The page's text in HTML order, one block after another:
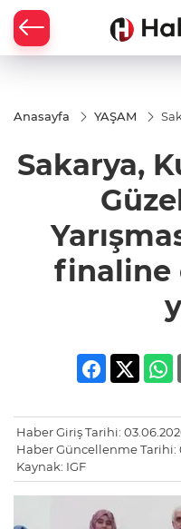
Anasayfa YAŞAM
Sakarya,
finaline
Haber Giriş Tarihi:
Haber Güncellenme Tarihi:
Kaynak: IGF